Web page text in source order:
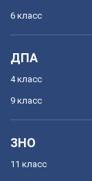
6 класс
ДПА
4 класс
9 класс
ЗНО
11 класс